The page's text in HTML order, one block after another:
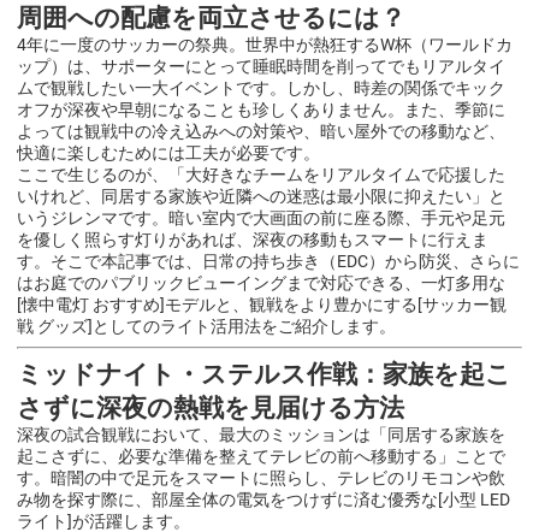
周囲への配慮を両立させるには？
4年に一度のサッカーの祭典。世界中が熱狂するW杯（ワールドカ
ップ）は、サポーターにとって睡眠時間を削ってでもリアルタイ
ムで観戦したい一大イベントです。しかし、時差の関係でキック
オフが深夜や早朝になることも珍しくありません。また、季節に
よっては観戦中の冷え込みへの対策や、暗い屋外での移動など、
快適に楽しむためには工夫が必要です。
ここで生じるのが、「大好きなチームをリアルタイムで応援した
いけれど、同居する家族や近隣への迷惑は最小限に抑えたい」と
いうジレンマです。暗い室内で大画面の前に座る際、手元や足元
を優しく照らす灯りがあれば、深夜の移動もスマートに行えま
す。そこで本記事では、日常の持ち歩き（EDC）から防災、さらに
はお庭でのパブリックビューイングまで対応できる、一灯多用な
[懐中電灯 おすすめ]モデルと、観戦をより豊かにする[サッカー観
戦 グッズ]としてのライト活用法をご紹介します。
ミッドナイト・ステルス作戦：家族を起こ
さずに深夜の熱戦を見届ける方法
深夜の試合観戦において、最大のミッションは「同居する家族を
起こさずに、必要な準備を整えてテレビの前へ移動する」ことで
す。暗闇の中で足元をスマートに照らし、テレビのリモコンや飲
み物を探す際に、部屋全体の電気をつけずに済む優秀な[小型 LED
ライト]が活躍します。